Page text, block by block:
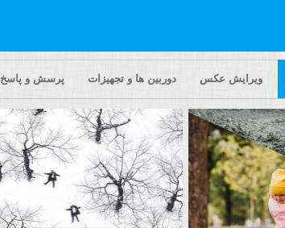
ویرایش عکس دوربین ها و تجهیزات پرسش و پاسخ